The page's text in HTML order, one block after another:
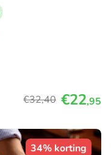
€32,40 €22,95
34% korting